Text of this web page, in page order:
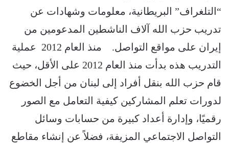
“التلغراف” البريطانية، معلومات وشهادات عن
تدريب حزب الله آلاف الناشطين المدعومين من
إيران على مواقع التواصل. منذ العام 2012 عملية
التدريب هذه بدأت منذ العام 2012 على الأقل، حيث
قام حزب الله بنقل أفراد إلى لبنان من أجل الخضوع
لدورات تعلم المشاركين كيفية التعامل مع الصور
رقميًا، وإدارة أعداد كبيرة من حسابات وسائل
التواصل الاجتماعي المزيفة، فضلاً عن إنشاء مقاطع